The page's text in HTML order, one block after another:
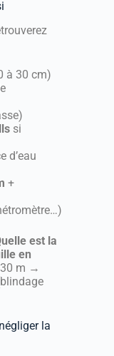
à 30 cm)
si
d’eau
+
est la
en
m →
la